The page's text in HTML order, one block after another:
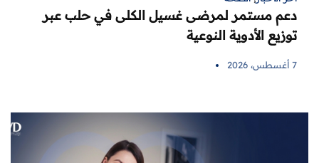
دعم مستمر لمرضى غسيل الكلى في حلب عبر
توزيع الأدوية النوعية
7 أغسطس، 2026